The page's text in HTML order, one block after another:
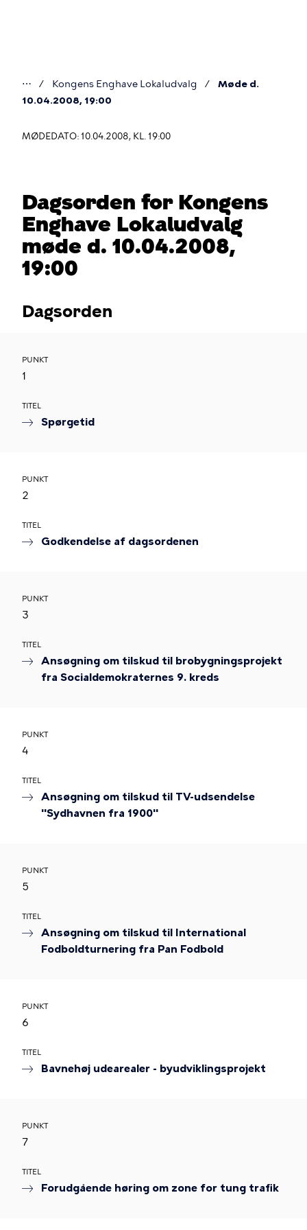
Du
her
⋯ Kongens Enghave Lokaludvalg
Møde d.
10.04.2008, 19:00
MØDEDATO: 10.04.2008, KL. 19:00
Dagsorden for Kongens
Enghave Lokaludvalg
møde d. 10.04.2008,
19:00
Dagsorden
PUNKT
1
TITEL
Spørgetid
PUNKT
2
TITEL
Godkendelse af dagsordenen
PUNKT
3
TITEL
Ansøgning om tilskud til brobygningsprojekt
fra Socialdemokraternes 9. kreds
PUNKT
4
TITEL
Ansøgning om tilskud til TV-udsendelse
"Sydhavnen fra 1900"
PUNKT
5
TITEL
Ansøgning om tilskud til International
Fodboldturnering fra Pan Fodbold
PUNKT
6
TITEL
Bavnehøj udearealer - byudviklingsprojekt
PUNKT
7
TITEL
Forudgående høring om zone for tung trafik